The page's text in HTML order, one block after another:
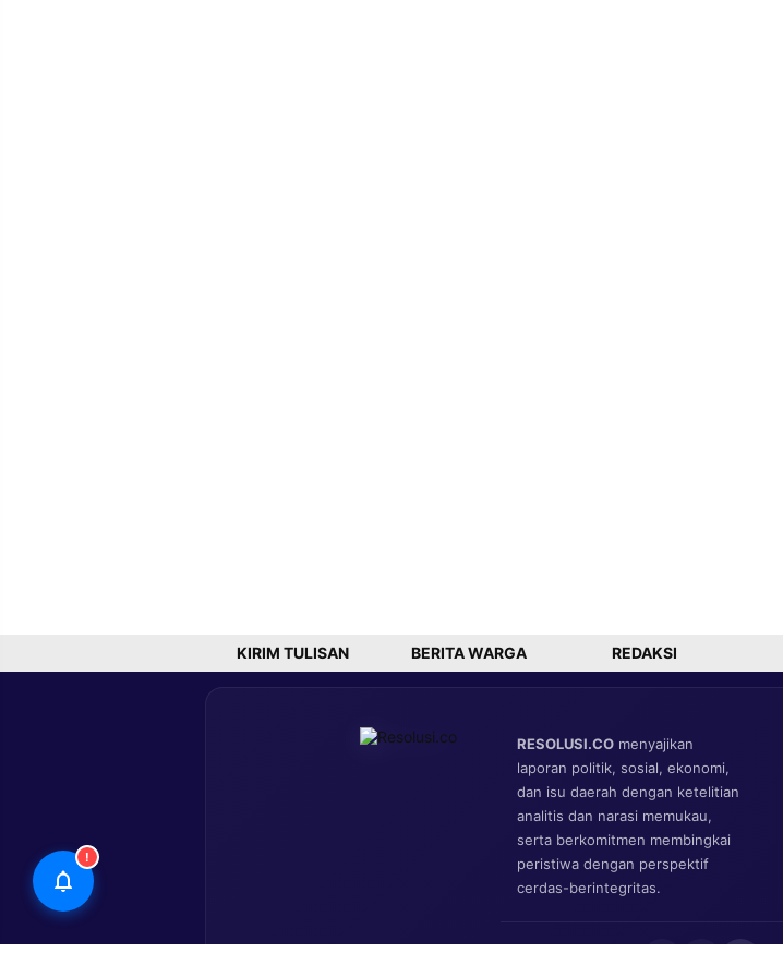
KIRIM TULISAN BERITA WARGA REDAKSI
RESOLUSI.CO menyajikan
laporan politik, sosial, ekonomi,
dan isu daerah dengan ketelitian
analitis dan narasi memukau,
serta berkomitmen membingkai
peristiwa dengan perspektif
cerdas-berintegritas.
!